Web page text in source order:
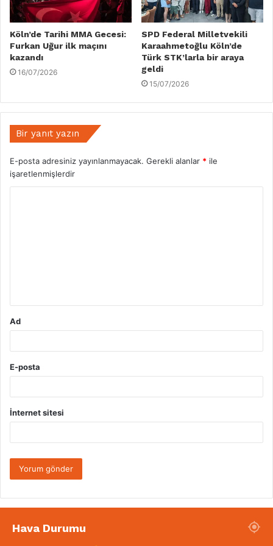
Köln’de Tarihi MMA Gecesi:
Furkan Uğur ilk maçını
kazandı
16/07/2026
SPD Federal Milletvekili
Karaahmetoğlu Köln’de
Türk STK’larla bir araya
geldi
15/07/2026
Bir yanıt yazın
E-posta adresiniz yayınlanmayacak. Gerekli alanlar * ile
işaretlenmişlerdir
Ad
E-posta
İnternet sitesi
Hava Durumu